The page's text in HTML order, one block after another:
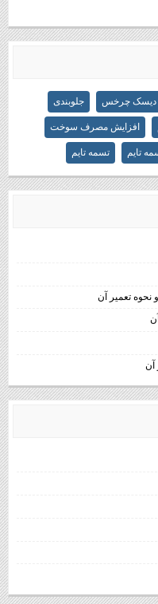
دیسک چرخس جلوبندی
افزایش مصرف سوخت
تایم تسمه تایم
نحوه تعمیر آن
آن